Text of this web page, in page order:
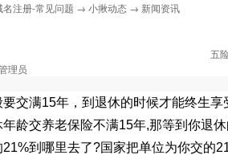
名注册-常见问题 → 小揪动态 → 新闻资讯
五
理员
要交满15年，到退休的时候才能终生享
年龄交养老保险不满15年,那等到你退
21%到哪里去了?国家把单位为你交的